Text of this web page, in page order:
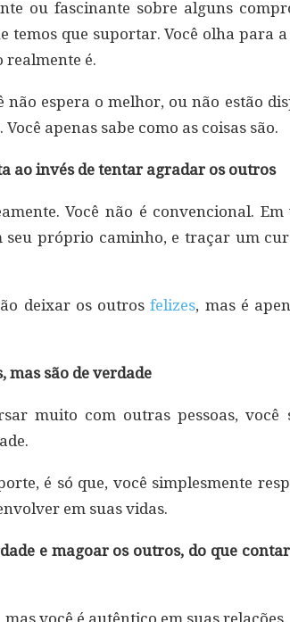
ou fascinante sobre alguns
temos que suportar. Você olha para
realmente é.
não espera o melhor, ou não estão
apenas sabe como as coisas são.
ao invés de tentar agradar os outros
Você não é convencional. Em
próprio caminho, e traçar um
deixar os outros felizes, mas é
mas são de verdade
muito com outras pessoas, você
é só que, você simplesmente
em suas vidas.
e magoar os outros, do que
você é autêntico em suas relações.